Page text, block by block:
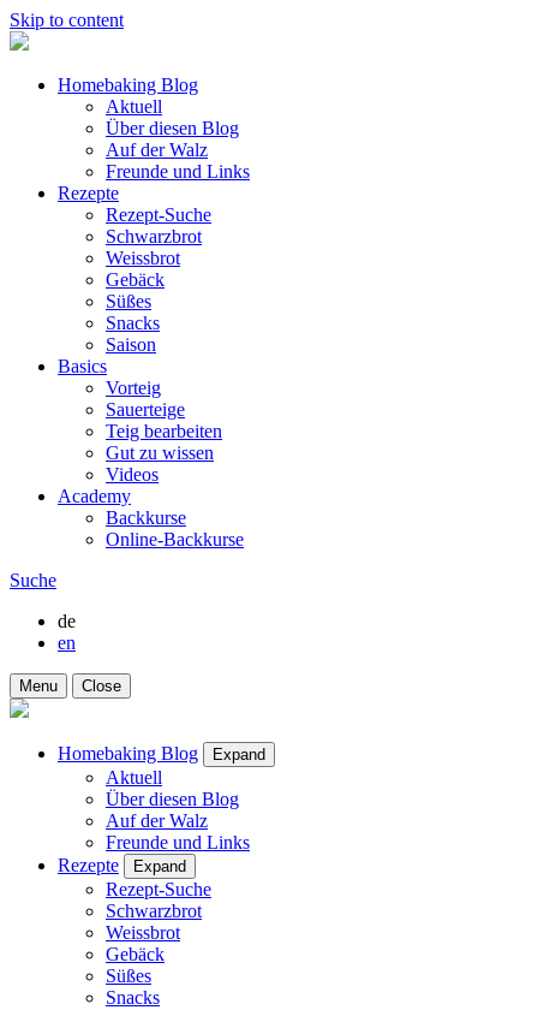
Skip to content
Homebaking Blog
Aktuell
Über diesen Blog
Auf der Walz
Freunde und Links
Rezepte
Rezept-Suche
Schwarzbrot
Weissbrot
Gebäck
Süßes
Snacks
Saison
Basics
Vorteig
Sauerteige
Teig bearbeiten
Gut zu wissen
Videos
Academy
Backkurse
Online-Backkurse
Suche
de
en
Menu Close
Homebaking Blog Expand
Aktuell
Über diesen Blog
Auf der Walz
Freunde und Links
Rezepte
Expand
Rezept-Suche
Schwarzbrot
Weissbrot
Gebäck
Süßes
Snacks